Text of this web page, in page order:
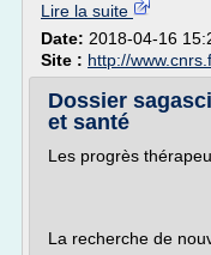
Lire la suite
Date: 2018-04-16
Site : http://
Dossier
et santé
Les progrès
La recherche de